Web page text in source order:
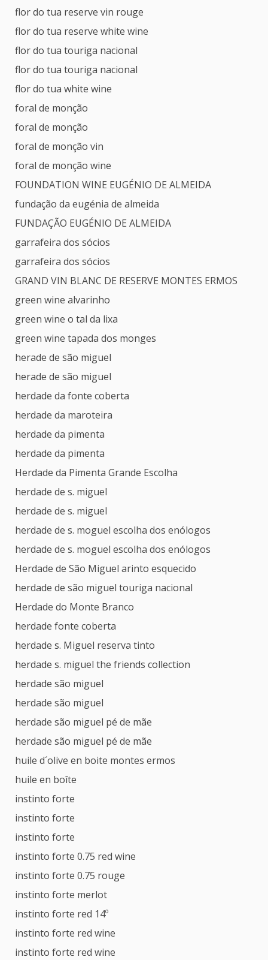
flor do tua reserve vin rouge
flor do tua reserve white wine
flor do tua touriga nacional
flor do tua touriga nacional
flor do tua white wine
foral de monção
foral de monção
foral de monção vin
foral de monção wine
FOUNDATION WINE EUGÉNIO DE ALMEIDA
fundação da eugénia de almeida
FUNDAÇÃO EUGÉNIO DE ALMEIDA
garrafeira dos sócios
garrafeira dos sócios
GRAND VIN BLANC DE RESERVE MONTES ERMOS
green wine alvarinho
green wine o tal da lixa
green wine tapada dos monges
herade de são miguel
herade de são miguel
herdade da fonte coberta
herdade da maroteira
herdade da pimenta
herdade da pimenta
Herdade da Pimenta Grande Escolha
herdade de s. miguel
herdade de s. miguel
herdade de s. moguel escolha dos enólogos
herdade de s. moguel escolha dos enólogos
Herdade de São Miguel arinto esquecido
herdade de são miguel touriga nacional
Herdade do Monte Branco
herdade fonte coberta
herdade s. Miguel reserva tinto
herdade s. miguel the friends collection
herdade são miguel
herdade são miguel
herdade são miguel pé de mãe
herdade são miguel pé de mãe
huile d´olive en boite montes ermos
huile en boîte
instinto forte
instinto forte
instinto forte
instinto forte 0.75 red wine
instinto forte 0.75 rouge
instinto forte merlot
instinto forte red 14º
instinto forte red wine
instinto forte red wine